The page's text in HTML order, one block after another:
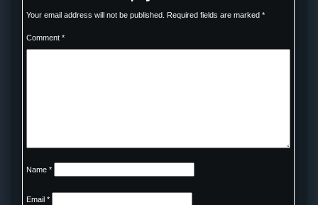
Your email address will not be published. Required fields are marked *
Comment *
Name *
Email *